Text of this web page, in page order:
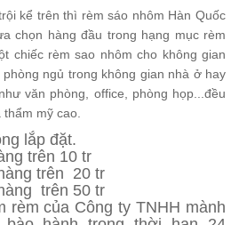
kể trên thì rèm sáo nhôm Hàn Quốc
chọn hàng đầu trong hạng mục rèm
chiếc rèm sao nhôm cho không gian
ngủ trong không gian nhà ở hay
văn phòng, office, phòng họp...đều
mỹ cao.
lắp đặt.
trên 10 tr
trên 20 tr
trên 50 tr
rèm của Công ty TNHH mành